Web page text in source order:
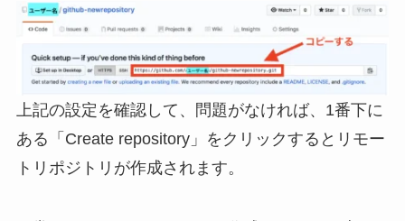
上記の設定を確認して、問題がなければ、1番下に
ある「Create repository」をクリックするとリモー
トリポジトリが作成されます。